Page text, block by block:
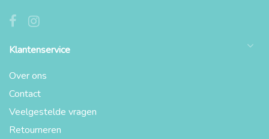
Klantenservice
Over ons
Contact
Veelgestelde vragen
Retourneren